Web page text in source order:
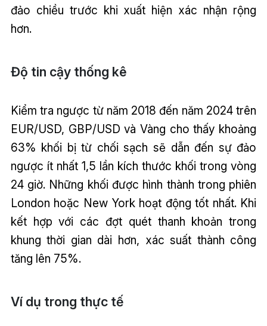
đảo chiều trước khi xuất hiện xác nhận rộng
hơn.
Độ tin cậy thống kê
Kiểm tra ngược từ năm 2018 đến năm 2024 trên
EUR/USD, GBP/USD và Vàng cho thấy khoảng
63% khối bị từ chối sạch sẽ dẫn đến sự đảo
ngược ít nhất 1,5 lần kích thước khối trong vòng
24 giờ. Những khối được hình thành trong phiên
London hoặc New York hoạt động tốt nhất. Khi
kết hợp với các đợt quét thanh khoản trong
khung thời gian dài hơn, xác suất thành công
tăng lên 75%.
Ví dụ trong thực tế